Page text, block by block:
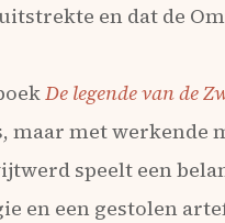
en dat de
De legende van de
maar met werkende
speelt een
en een gestolen